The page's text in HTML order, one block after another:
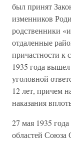
был принят
изменников
родственники
отдаленные
причастности к
1935 года вышел
уголовной
12 лет, причем
наказания
27 мая 1935
областей Союза